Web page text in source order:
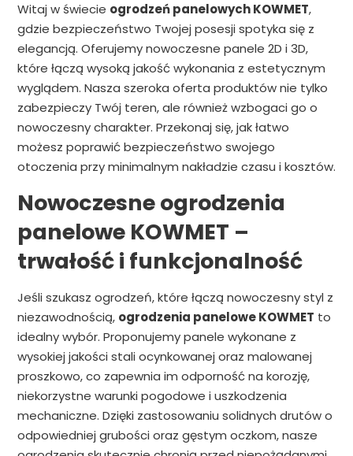
Witaj w świecie ogrodzeń panelowych KOWMET,
gdzie bezpieczeństwo Twojej posesji spotyka się z
elegancją. Oferujemy nowoczesne panele 2D i 3D,
które łączą wysoką jakość wykonania z estetycznym
wyglądem. Nasza szeroka oferta produktów nie tylko
zabezpieczy Twój teren, ale również wzbogaci go o
nowoczesny charakter. Przekonaj się, jak łatwo
możesz poprawić bezpieczeństwo swojego
otoczenia przy minimalnym nakładzie czasu i kosztów.
Nowoczesne ogrodzenia
panelowe KOWMET –
trwałość i funkcjonalność
Jeśli szukasz ogrodzeń, które łączą nowoczesny styl z
niezawodnością, ogrodzenia panelowe KOWMET to
idealny wybór. Proponujemy panele wykonane z
wysokiej jakości stali ocynkowanej oraz malowanej
proszkowo, co zapewnia im odporność na korozję,
niekorzystne warunki pogodowe i uszkodzenia
mechaniczne. Dzięki zastosowaniu solidnych drutów o
odpowiedniej grubości oraz gęstym oczkom, nasze